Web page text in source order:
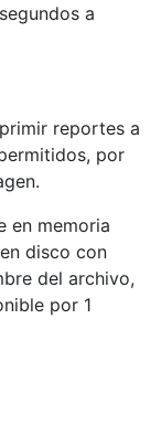
+ ex.getMessage());
a
reportes a
por
en memoria
disco con
del archivo,
por 1